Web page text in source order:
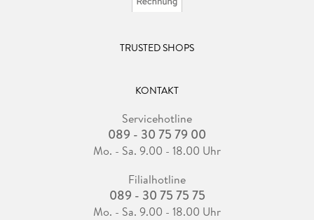
TRUSTED SHOPS
KONTAKT
Servicehotline
089 - 30 75 79 00
Mo. - Sa. 9.00 - 18.00 Uhr
Filialhotline
089 - 30 75 75 75
Mo. - Sa. 9.00 - 18.00 Uhr